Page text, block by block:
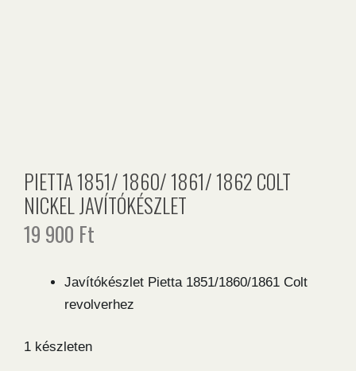
PIETTA 1851/ 1860/ 1861/ 1862 COLT
NICKEL JAVÍTÓKÉSZLET
19 900 Ft
Javítókészlet Pietta 1851/1860/1861 Colt
revolverhez
1 készleten